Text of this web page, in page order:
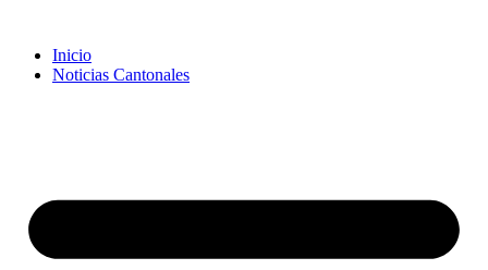
Inicio
Noticias Cantonales